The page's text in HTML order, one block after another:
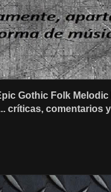
Gothic Folk
comentarios